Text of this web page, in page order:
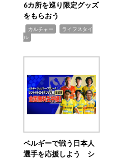
6カ所を巡り限定グッズ
をもらおう
カルチャー
ライフスタイ
ル
ベルギーで戦う日本人
選手を応援しよう シ